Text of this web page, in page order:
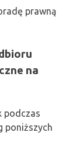
prawną
na
podczas
poniższych